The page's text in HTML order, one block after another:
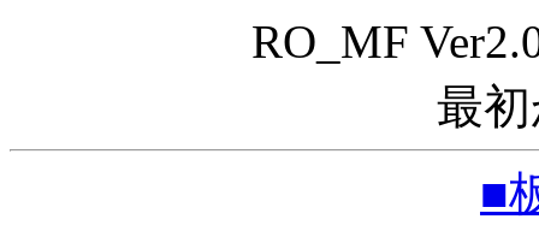
RO_MF
最初
■